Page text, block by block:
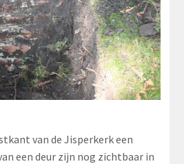
van de Jisperkerk een
een deur zijn nog zichtbaar in